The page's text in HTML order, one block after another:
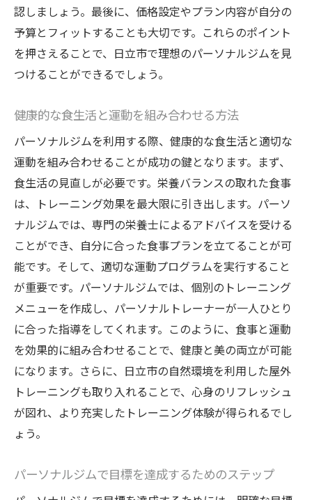
日立市ならではの個別サポートの利点
食事管理から運動までのトータルサポート
日立市の豊かな自然でリフレッシュしながらの
パーソナルジム体験
ス効果
日立市の自然を活かしたトレーニングプラ
ン
自然環境がもたらす健康への影響
リフレッシュしながら体を動かすメリット
自然を取り入れたパーソナルジムの体験談
日立市特有の自然スポットでのアクティビ
ティ
パーソナルジムで実現する日立市の心身ともに
健康的な生活
日立市のパーソナルジムが提供する心身の
ケア
健康的なライフスタイルをサポートする方
法
ム
認しましょう。最後に、価格設定やプラン内容が自分の
予算とフィットすることも大切です。これらのポイント
を押さえることで、日立市で理想のパーソナルジムを見
つけることができるでしょう。
健康的な食生活と運動を組み合わせる方法
パーソナルジムを利用する際、健康的な食生活と適切な
運動を組み合わせることが成功の鍵となります。まず、
食生活の見直しが必要です。栄養バランスの取れた食事
は、トレーニング効果を最大限に引き出します。パーソ
ナルジムでは、専門の栄養士によるアドバイスを受ける
ことができ、自分に合った食事プランを立てることが可
能です。そして、適切な運動プログラムを実行すること
が重要です。パーソナルジムでは、個別のトレーニング
メニューを作成し、パーソナルトレーナーが一人ひとり
に合った指導をしてくれます。このように、食事と運動
を効果的に組み合わせることで、健康と美の両立が可能
になります。さらに、日立市の自然環境を利用した屋外
トレーニングも取り入れることで、心身のリフレッシュ
が図れ、より充実したトレーニング体験が得られるでし
ょう。
パーソナルジムで目標を達成するためのステップ